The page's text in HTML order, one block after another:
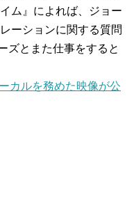
ム』によれば、ジョー
ーションに関する質問
ズとまた仕事をすると
カルを務めた映像が公